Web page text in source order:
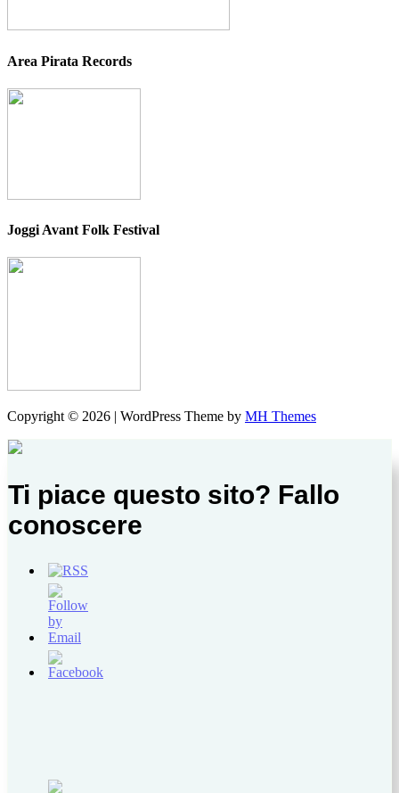
Area Pirata Records
Joggi Avant Folk Festival
Copyright © 2026 | WordPress Theme by MH Themes
Ti piace questo sito? Fallo
conoscere